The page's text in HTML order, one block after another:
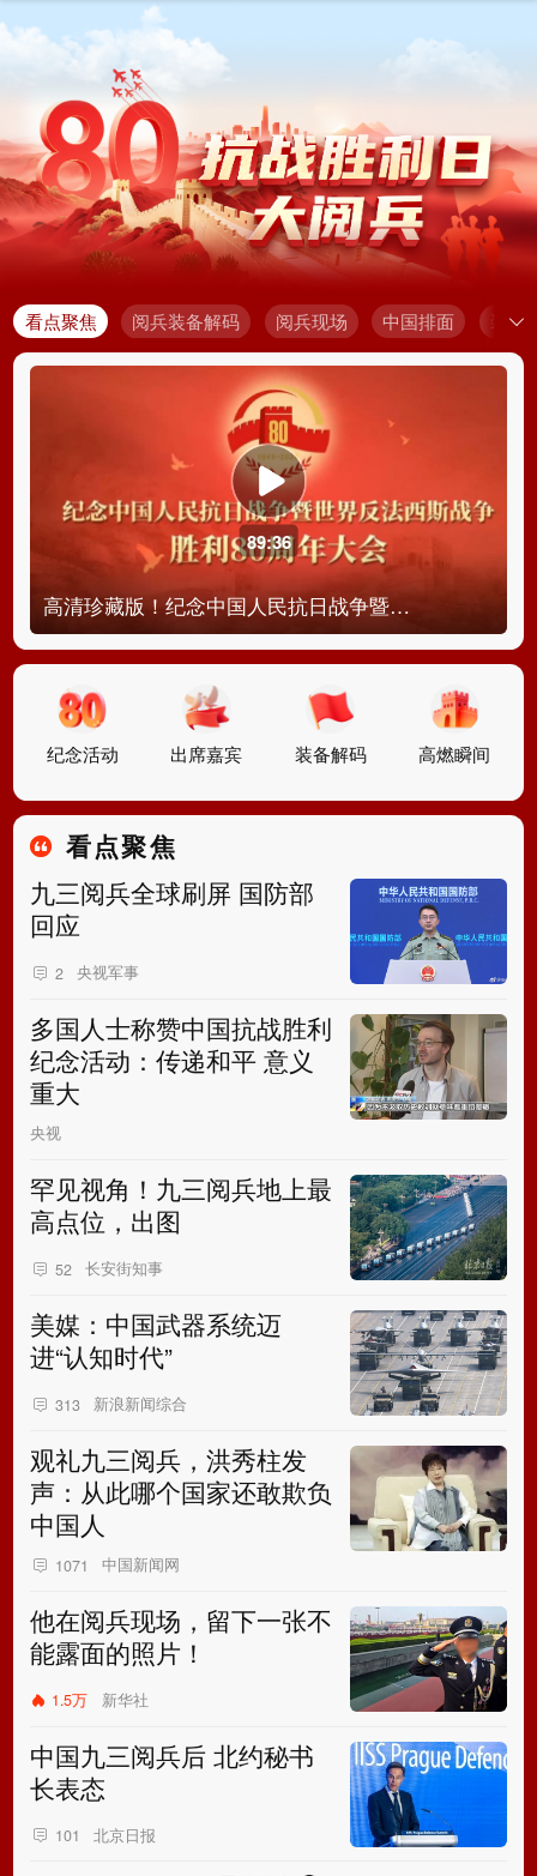
看点聚焦 阅兵装备解码 阅兵现场 中国排面 装备
89:36
高清珍藏版！纪念中国人民抗日战争暨世界反法西斯战争胜利80周年大会完整视频
纪念活动 出席嘉宾 装备解码 高燃瞬间
看点聚焦
九三阅兵全球刷屏 国防部
回应
2 央视军事
多国人士称赞中国抗战胜利
纪念活动：传递和平 意义
重大
央视
罕见视角！九三阅兵地上最
高点位，出图
52 长安街知事
美媒：中国武器系统迈
进“认知时代”
313 新浪新闻综合
观礼九三阅兵，洪秀柱发
声：从此哪个国家还敢欺负
中国人
1071 中国新闻网
他在阅兵现场，留下一张不
能露面的照片！
1.5万 新华社
中国九三阅兵后 北约秘书
长表态
101 北京日报